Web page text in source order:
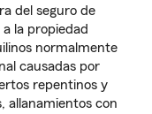
del seguro de
la propiedad
normalmente
causadas por
repentinos y
allanamientos con